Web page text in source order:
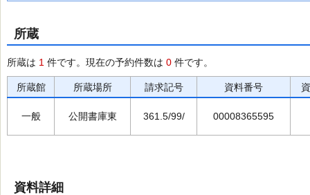
所蔵
所蔵は 1 件です。現在の予約件数は 0 件です。
所蔵館 所蔵場所 請求記号 資料番号
一般 公開書庫東 361.5/99/ 00008365595
資料詳細